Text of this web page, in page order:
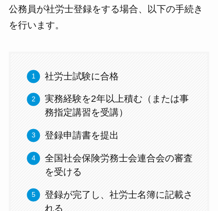
公務員が社労士登録をする場合、以下の手続き
を行います。
社労士試験に合格
実務経験を2年以上積む（または事
務指定講習を受講）
登録申請書を提出
全国社会保険労務士会連合会の審査
を受ける
登録が完了し、社労士名簿に記載さ
れる